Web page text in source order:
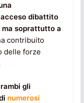
dibattito
ma soprattutto a
contribuito
delle forze
gli
numerosi